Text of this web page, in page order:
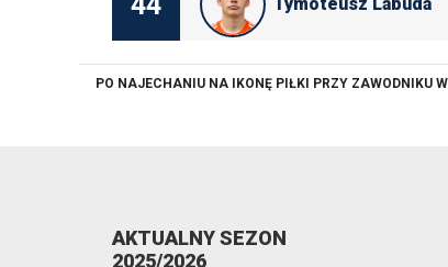
PO NAJECHANIU NA IKONĘ PIŁKI PRZY ZAWODNIKU
AKTUALNY SEZON
2025/2026